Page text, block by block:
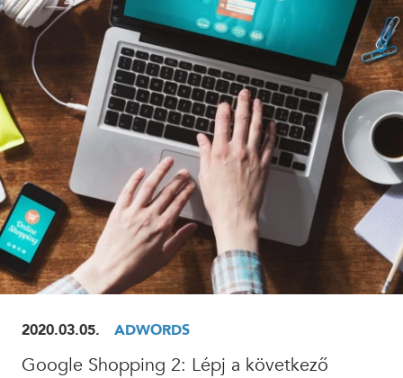
ELOLVASOM
2020.03.05. ADWORDS
Google Shopping 2: Lépj a következő